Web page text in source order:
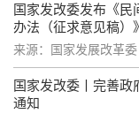
国家发改委发布《
办法（征求意见稿）
来源：国家发展改革委
国家发改委丨完善政
通知